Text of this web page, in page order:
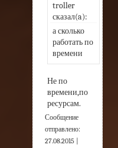
troller
сказал(a):
а сколько
работать по
времени
Не по
времени,по
ресурсам.
Сообщение
отправлено:
27.08.2015 |